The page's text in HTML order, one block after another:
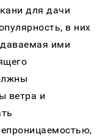
для дачи
в них
ими
ветра и